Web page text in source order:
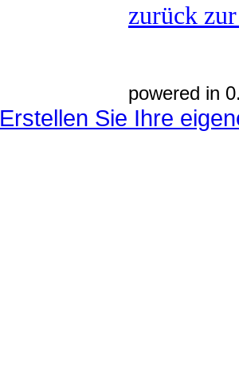
zurück
powered in
Erstellen Sie Ihre